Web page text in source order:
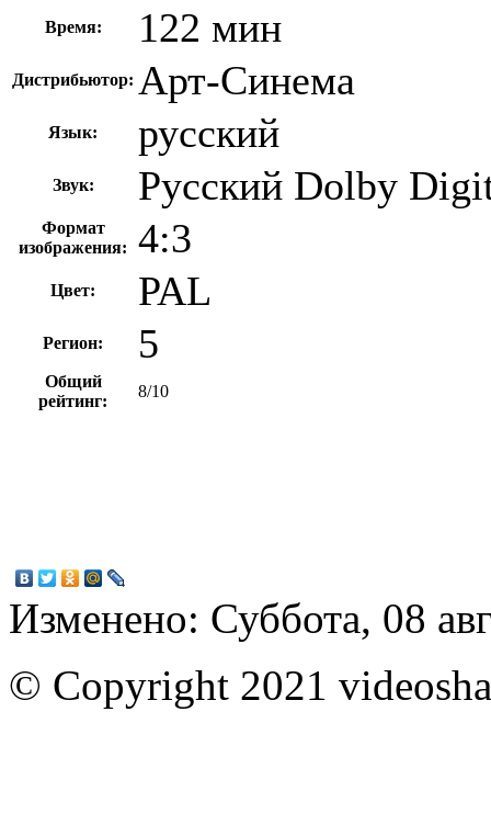
Время: 122 мин
Дистрибьютор: Арт-Синема
Язык: русский
Звук: Русский Dolby
Формат
изображения:
4:3
Цвет: PAL
Регион: 5
Общий
рейтинг:
8/10
Изменено: Суббота, 08
© Copyright 2021